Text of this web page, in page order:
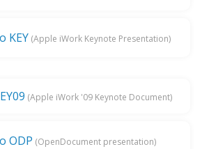
KEY (Apple iWork Keynote Presentation)
(Apple iWork '09 Keynote Document)
ODP (OpenDocument presentation)